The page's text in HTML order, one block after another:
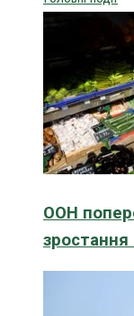
ООН
зростання